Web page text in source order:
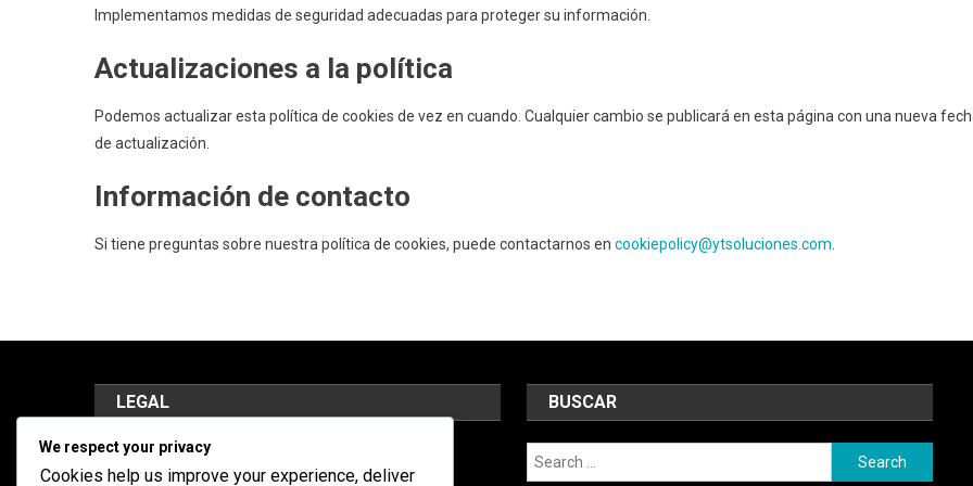
Implementamos medidas de seguridad adecuadas para proteger su información.
Actualizaciones a la política
Podemos actualizar esta política de cookies de vez en cuando. Cualquier cambio se publicará en esta página con una nueva
de actualización.
Información de contacto
Si tiene preguntas sobre nuestra política de cookies, puede contactarnos en cookiepolicy@ytsoluciones.com
LEGAL
Términos y condiciones
BUSCAR
Search
for:
We respect your privacy
Cookies help us improve your experience, deliver